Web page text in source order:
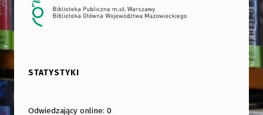
STATYSTYKI
Odwiedzający online:0